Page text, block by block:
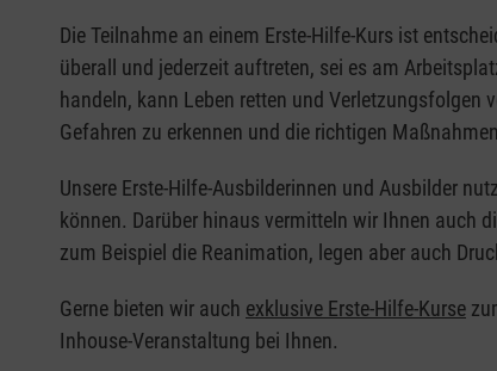
Die Teilnahme an einem Erste-Hilfe-Kurs ist
überall und jederzeit auftreten, sei es am
handeln, kann Leben retten und Verletzungsfolgen
Gefahren zu erkennen und die richtigen
Unsere Erste-Hilfe-Ausbilderinnen und Ausbilder
können. Darüber hinaus vermitteln wir Ihnen auch
zum Beispiel die Reanimation, legen aber auch
Gerne bieten wir auch exklusive Erste-Hilfe-Kurse
Inhouse-Veranstaltung bei Ihnen.